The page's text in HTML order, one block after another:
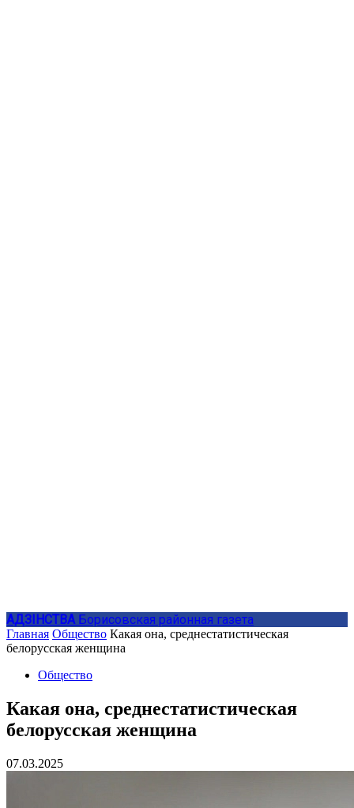
АДЗIНСТВА Борисовская районная газета
Главная Общество Какая она, среднестатистическая
белорусская женщина
Общество
Какая она, среднестатистическая
белорусская женщина
07.03.2025